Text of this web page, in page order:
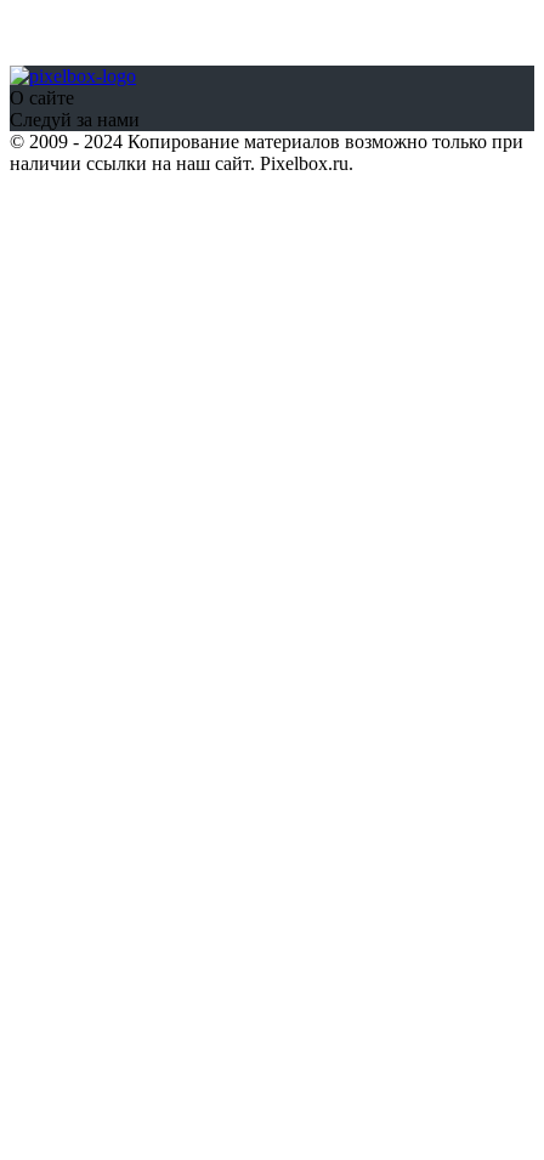
О сайте
Следуй за нами
© 2009 - 2024 Копирование материалов возможно только при
наличии ссылки на наш сайт. Pixelbox.ru.